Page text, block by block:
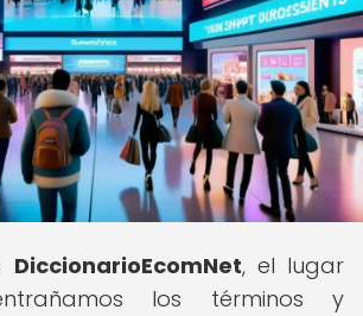
DiccionarioEcomNet, el lugar
los términos y